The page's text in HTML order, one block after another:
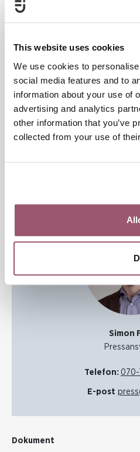
This website uses cookies
We use cookies to
social media features and to
information about your use of
advertising and analytics
other information that you’ve
collected from your use of
Mer information om de beviljade
https://
som-har-fatt-bidrag/
organisering-2019
Uppdatering: I en tidigare version
i sammanställningen. Under
också var en av de organisationer
verksamhetsbidrag inom
Simon
Telefon:
E-post
Dokument